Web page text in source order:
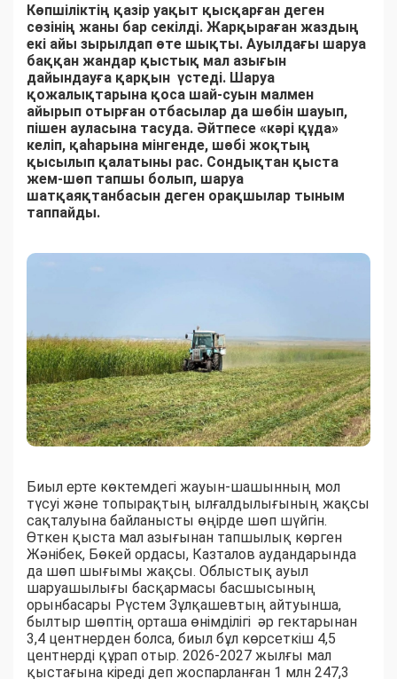
Көпшіліктің қазір уақыт қысқарған деген
сөзінің жаны бар секілді. Жарқыраған жаздың
екі айы зырылдап өте шықты. Ауылдағы шаруа
баққан жандар қыстық мал азығын
дайындауға қарқын үстеді. Шаруа
қожалықтарына қоса шай-суын малмен
айырып отырған отбасылар да шөбін шауып,
пішен ауласына тасуда. Әйтпесе «кәрі құда»
келіп, қаһарына мінгенде, шөбі жоқтың
қысылып қалатыны рас. Сондықтан қыста
жем-шөп тапшы болып, шаруа
шатқаяқтанбасын деген орақшылар тыным
таппайды.
Биыл ерте көктемдегі жауын-шашынның мол
түсуі және топырақтың ылғалдылығының жақсы
сақталуына байланысты өңірде шөп шүйгін.
Өткен қыста мал азығынан тапшылық көрген
Жәнібек, Бөкей ордасы, Казталов аудандарында
да шөп шығымы жақсы. Облыстық ауыл
шаруашылығы басқармасы басшысының
орынбасары Рүстем Зұлқашевтың айтуынша,
былтыр шөптің орташа өнімділігі әр гектарынан
3,4 центнерден болса, биыл бұл көрсеткіш 4,5
центнерді құрап отыр. 2026-2027 жылғы мал
қыстағына кіреді деп жоспарланған 1 млн 247,3